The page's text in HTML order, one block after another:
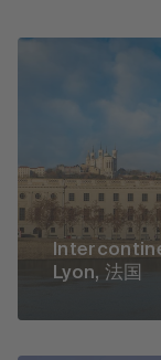
Lyon, 法国